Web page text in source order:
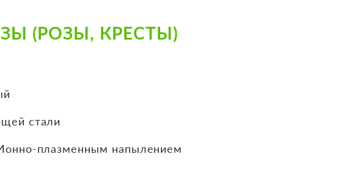
(РОЗЫ, КРЕСТЫ)
Крест из нержавеющей стали
плазменным напылением